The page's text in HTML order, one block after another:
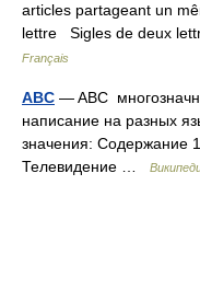
articles partageant un
lettre Sigles de deux
Français
ABC — ABC
написание на разных
значения: Содержание
Телевидение …